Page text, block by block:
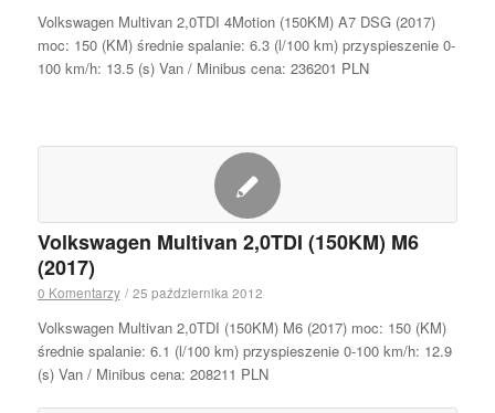
Volkswagen Multivan 2,0TDI 4Motion (150KM) A7 DSG (2017)
moc: 150 (KM) średnie spalanie: 6.3 (l/100 km) przyspieszenie 0-
100 km/h: 13.5 (s) Van / Minibus cena: 236201 PLN
Volkswagen Multivan 2,0TDI (150KM) M6
(2017)
0 Komentarzy / 25 października 2012
Volkswagen Multivan 2,0TDI (150KM) M6 (2017) moc: 150 (KM)
średnie spalanie: 6.1 (l/100 km) przyspieszenie 0-100 km/h: 12.9
(s) Van / Minibus cena: 208211 PLN